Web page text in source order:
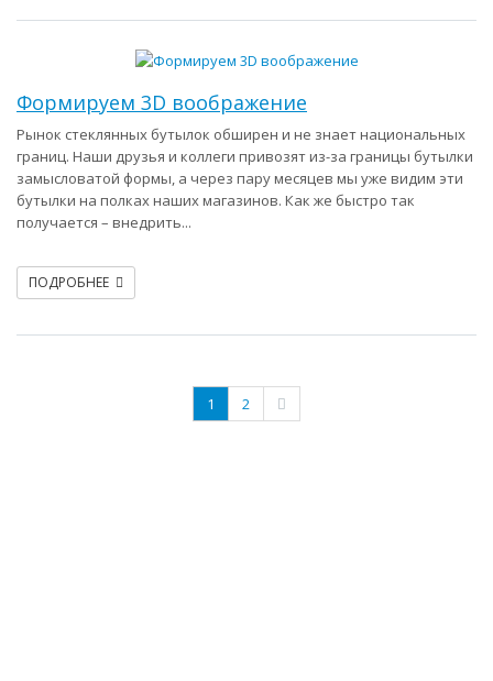
Формируем 3D воображение
Рынок стеклянных бутылок обширен и не знает национальных
границ. Наши друзья и коллеги привозят из-за границы бутылки
замысловатой формы, а через пару месяцев мы уже видим эти
бутылки на полках наших магазинов. Как же быстро так
получается – внедрить...
ПОДРОБНЕЕ
1 2